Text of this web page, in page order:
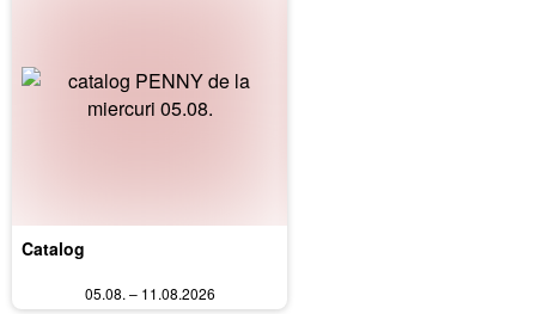
Catalog
05.08. – 11.08.2026